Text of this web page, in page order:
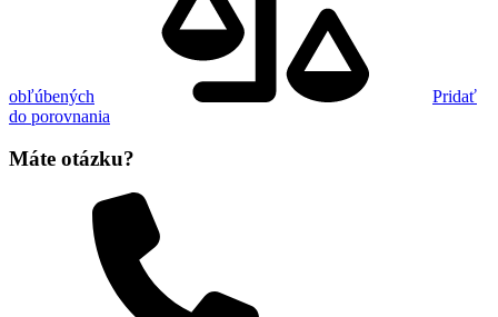
obľúbených
Pridať
do porovnania
Máte otázku?